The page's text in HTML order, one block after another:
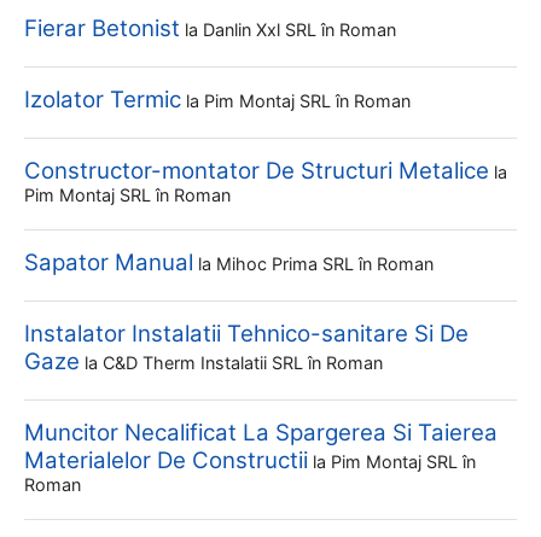
Fierar Betonist la Danlin Xxl SRL în Roman
Izolator Termic la Pim Montaj SRL în Roman
Constructor-montator De Structuri Metalice la
Pim Montaj SRL în Roman
Sapator Manual la Mihoc Prima SRL în Roman
Instalator Instalatii Tehnico-sanitare Si De
Gaze la C&d Therm Instalatii SRL în Roman
Muncitor Necalificat La Spargerea Si Taierea
Materialelor De Constructii la Pim Montaj SRL în
Roman